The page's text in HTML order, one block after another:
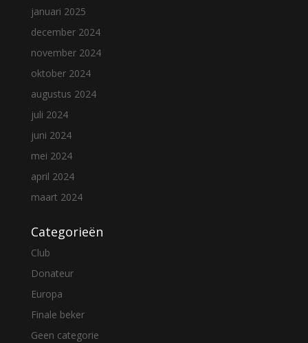
januari 2025
december 2024
november 2024
oktober 2024
augustus 2024
juli 2024
juni 2024
mei 2024
april 2024
maart 2024
Categorieën
Club
Donateur
Europa
Finale beker
Geen categorie